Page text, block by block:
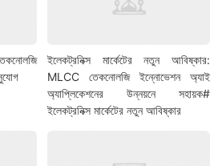
ইলেকট্রনিক্স মার্কেটের নতুন আবিষ্কার:
MLCC তেকনোলজি ইন্নোভেশন অ্যাই
অ্যাপ্লিকেশনের উন্নয়নে সহায়ক#
ইলেকট্রনিক্স মার্কেটের নতুন আবিষ্কার